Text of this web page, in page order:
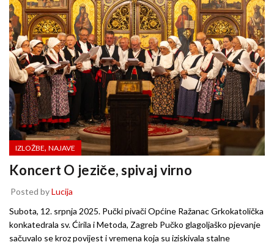
IZLOŽBE, NAJAVE
Koncert O jeziče, spivaj virno
Posted byLucija
Subota, 12. srpnja 2025. Pučki pivači Općine Ražanac Grkokatolička
konkatedrala sv. Ćirila i Metoda, Zagreb Pučko glagoljaško pjevanje
sačuvalo se kroz povijest i vremena koja su iziskivala stalne